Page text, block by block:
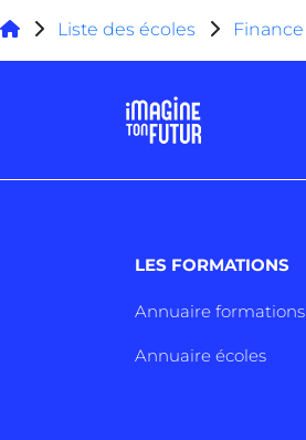
Liste des écoles Finance
LES FORMATIONS
Annuaire formations
Annuaire écoles